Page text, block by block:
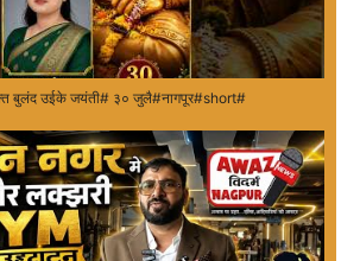
बुलंद उईके जयंती# ३० जुलै#नागपूर#short#